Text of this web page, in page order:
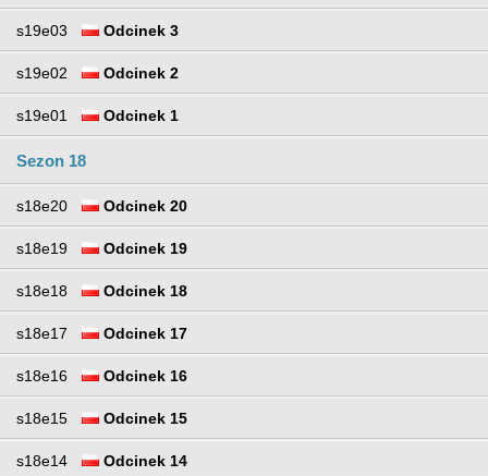
s19e03 Odcinek 3
s19e02 Odcinek 2
s19e01 Odcinek 1
Sezon 18
s18e20 Odcinek 20
s18e19 Odcinek 19
s18e18 Odcinek 18
s18e17 Odcinek 17
s18e16 Odcinek 16
s18e15 Odcinek 15
s18e14 Odcinek 14